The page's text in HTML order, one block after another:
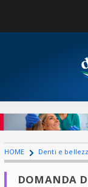
HOME Denti e
DOMANDA